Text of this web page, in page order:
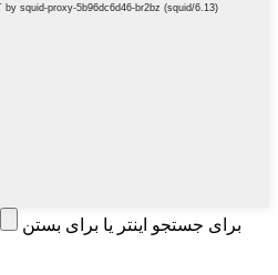
برای جستجو اینتر یا برای بستن